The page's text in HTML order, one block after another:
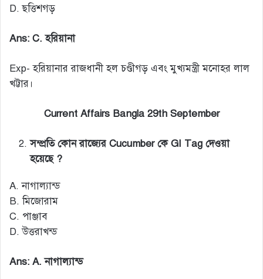
D. ছত্তিশগড়
Ans: C. হরিয়ানা
Exp- হরিয়ানার রাজধানী হল চণ্ডীগড় এবং মুখ্যমন্ত্রী মনোহর লাল
খট্টার।
Current Affairs Bangla 29th September
সম্প্রতি কোন রাজ্যের Cucumber কে GI Tag দেওয়া
হয়েছে ?
A. নাগাল্যান্ড
B. মিজোরাম
C. পাঞ্জাব
D. উত্তরাখন্ড
Ans: A. নাগাল্যান্ড